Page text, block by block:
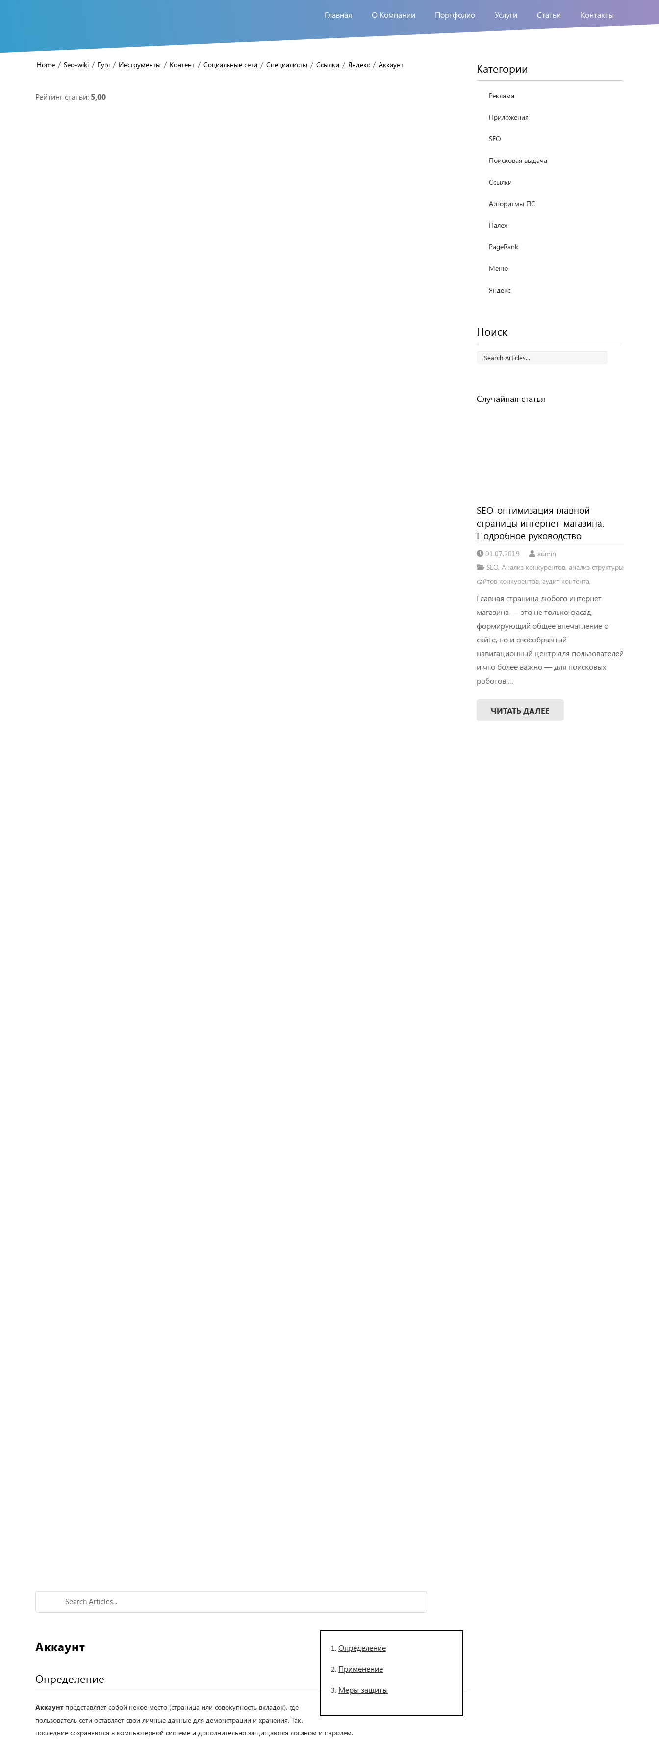
Главная О Компании Портфолио Услуги Статьи Контакты
Home / Seo-wiki / Гугл / Инструменты / Контент / Социальные сети / Специалисты / Ссылки / Яндекс / Аккаунт
Рейтинг статьи: 5,00
Определение
Применение
Меры защиты
Аккаунт
Определение
Аккаунтпредставляет собой некое место (страница или совокупность вкладок), где
пользователь сети оставляет свои личные данные для демонстрации и хранения. Так,
последние сохраняются в компьютерной системе и дополнительно защищаются логином и паролем.
Категории
Реклама
Приложения
SEO
Поисковая выдача
Ссылки
Алгоритмы ПС
Палех
PageRank
Меню
Яндекс
Поиск
Случайная статья
SEO-оптимизация главной
страницы интернет-магазина.
Подробное руководство
01.07.2019
admin
SEO, Анализ конкурентов, анализ структуры
сайтов конкурентов, аудит контента,
Главная страница любого интернет
магазина — это не только фасад,
формирующий общее впечатление о
сайте, но и своеобразный
навигационный центр для пользователей
и что более важно — для поисковых
роботов.…
ЧИТАТЬ ДАЛЕЕ